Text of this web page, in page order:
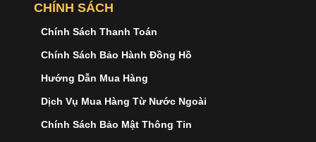
CHÍNH SÁCH
Chính Sách Thanh Toán
Chính Sách Bảo Hành Đồng Hồ
Hướng Dẫn Mua Hàng
Dịch Vụ Mua Hàng Từ Nước Ngoài
Chính Sách Bảo Mật Thông Tin